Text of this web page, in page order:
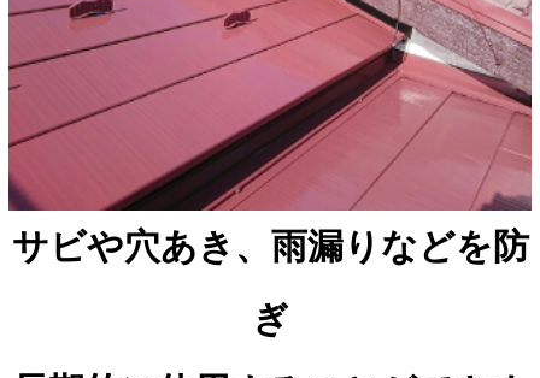
サビや穴あき、雨漏りなどを防
ぎ